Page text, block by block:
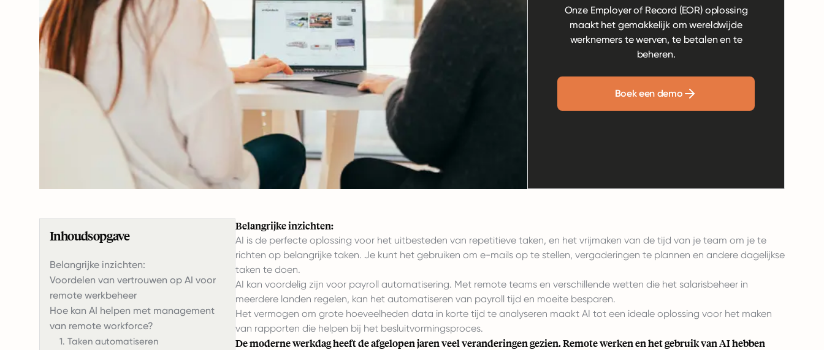
Onze Employer of Record (EOR) oplossing
maakt het gemakkelijk om wereldwijde
werknemers te werven, te betalen en te
beheren.
Boek een demo
Inhoudsopgave
Belangrijke inzichten:
Voordelen van vertrouwen op AI voor
remote werkbeheer
Hoe kan AI helpen met management
van remote workforce?
1. Taken automatiseren
Belangrijke inzichten:
AI is de perfecte oplossing voor het uitbesteden van repetitieve taken, en het vrijmaken van de tijd van je team om je te
richten op belangrijke taken. Je kunt het gebruiken om e-mails op te stellen, vergaderingen te plannen en andere dagelijkse
taken te doen.
AI kan voordelig zijn voor payroll automatisering. Met remote teams en verschillende wetten die het salarisbeheer in
meerdere landen regelen, kan het automatiseren van payroll tijd en moeite besparen.
Het vermogen om grote hoeveelheden data in korte tijd te analyseren maakt AI tot een ideale oplossing voor het maken
van rapporten die helpen bij het besluitvormingsproces.
De moderne werkdag heeft de afgelopen jaren veel veranderingen gezien. Remote werken en het gebruik van AI hebben